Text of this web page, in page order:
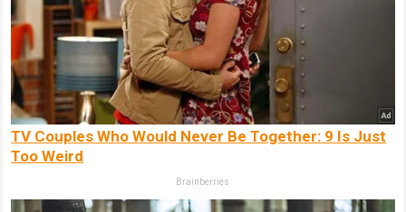
TV Couples Who Would Never Be Together: 9 Is Just
Too Weird
Brainberries